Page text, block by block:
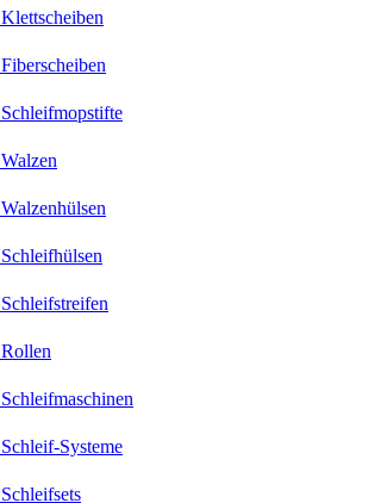
Klettscheiben
Fiberscheiben
Schleifmopstifte
Walzen
Walzenhülsen
Schleifhülsen
Schleifstreifen
Rollen
Schleifmaschinen
Schleif-Systeme
Schleifsets